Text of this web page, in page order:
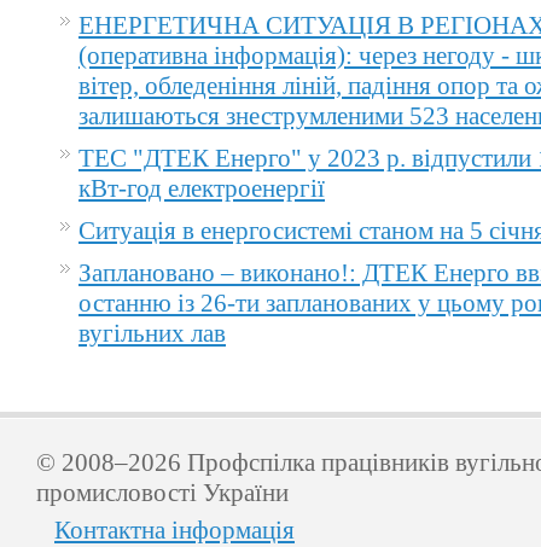
ЕНЕРГЕТИЧНА СИТУАЦІЯ В
(оперативна інформація): через негоду -
вітер, обледеніння ліній, падіння опор та
залишаються знеструмленими 523
ТЕС "ДТЕК Енерго" у 2023 р. відпустили
кВт-год електроенергії
Ситуація в енергосистемі станом на 5
Заплановано – виконано!: ДТЕК Енерго
останню із 26-ти запланованих у цьому
вугільних лав
© 2008–2026 Профспілка працівників
промисловості України
Контактна інформація